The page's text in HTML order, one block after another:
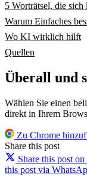
5 Worträtsel, die sich
Warum Einfaches
Wo KI wirklich hilft
Quellen
Überall und
Wählen Sie einen
direkt in Ihrem
Zu Chrome
Share this post
Share this post
this post via